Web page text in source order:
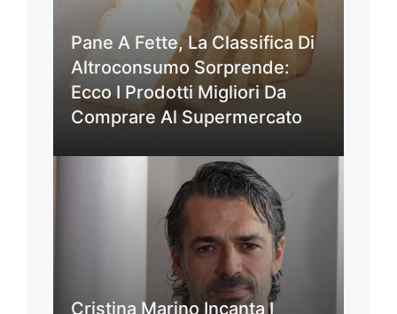
Pane A Fette, La Classifica Di
Altroconsumo Sorprende:
Ecco I Prodotti Migliori Da
Comprare Al Supermercato
Cristina Marino Incanta I